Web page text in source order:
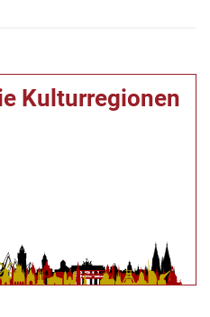
Kulturregionen